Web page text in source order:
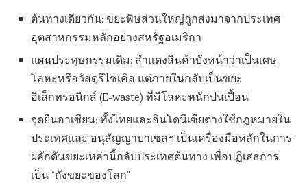
ต้นทางเดียวกัน: ขยะพิษส่วนใหญ่ถูกส่งมาจากประเทศ
อุตสาหกรรมหลักอย่างสหรัฐอเมริกา
แผนประทุษกรรมเดิม: สำแดงสินค้าบังหน้าว่าเป็นเศษ
โลหะหรือวัสดุรีไซเคิล แต่ภายในกลับเป็นขยะ
อิเล็กทรอนิกส์ (E-waste) ที่มีโลหะหนักปนเปื้อน
จุดยืนอาเซียน: ทั้งไทยและอินโดนีเซียต่างใช้กฎหมายใน
ประเทศและ อนุสัญญาบาเซลฯ เป็นเครื่องมือหลักในการ
ผลักดันขยะเหล่านี้กลับประเทศต้นทาง เพื่อปฏิเสธการ
เป็น “ถังขยะของโลก”